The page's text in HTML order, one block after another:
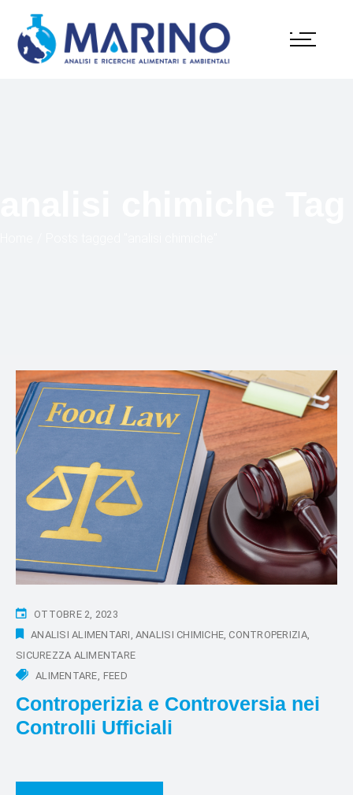
OTTOBRE 2, 2023
ANALISI ALIMENTARI ANALISI CHIMICHE CONTROPERIZIA
SICUREZZA ALIMENTARE
ALIMENTARE FEED
Controperizia e Controversia nei
Controlli Ufficiali